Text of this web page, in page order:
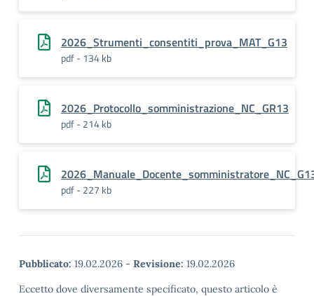
2026_Strumenti_consentiti_prova_MAT_G13
pdf - 134 kb
2026_Protocollo_somministrazione_NC_GR13
pdf - 214 kb
pdf - 227 kb
Pubblicato: 19.02.2026 - Revisione: 19.02.2026
Eccetto dove diversamente specificato, questo articolo è